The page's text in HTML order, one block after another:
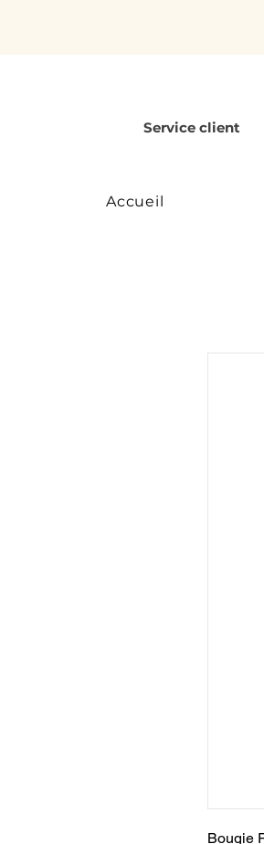
Service client
Accueil
Bougie